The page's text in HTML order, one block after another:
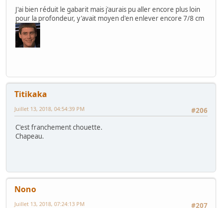
J'ai bien réduit le gabarit mais j'aurais pu aller encore plus loin
pour la profondeur, y'avait moyen d'en enlever encore 7/8 cm
Titikaka
#206
Juillet 13, 2018, 04:54:39 PM
C'est franchement chouette.
Chapeau.
Nono
#207
Juillet 13, 2018, 07:24:13 PM